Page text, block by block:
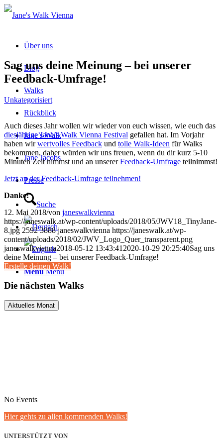
Über uns
Blog
Walks
Rückblick
Jane’s Walk
Jane Jacobs
Presse
Suche
Menü Menü
Sag uns deine Meinung – bei unserer
Feedback-Umfrage!
Unkategorisiert
Auch dieses Jahr wollen wir wieder von euch wissen, wie euch das
diesjährige Jane’s Walk Vienna Festival gefallen hat. Im Vorjahr
haben wirwertvolles Feedback und tolle Walk-Ideen für Walks
bekommen, daher würden wir uns freuen, wenn du dir kurz 5-10
Minuten Zeit nimmst und an unsererFeedback-Umfrage teilnimmst!
Jetzt an der Feedback-Umfrage teilnehmen!
Danke!
12. Mai 2018/von janeswalkvienna
https://janeswalk.at/wp-content/uploads/2018/05/JWV18_TinyJane-
8.jpg 2592 3888 janeswalkvienna https://janeswalk.at/wp-
content/uploads/2018/02/JWV_Logo_Quer_transparent.png
janeswalkvienna2018-05-12 13:43:41 2020-10-29 20:25:40Sag uns
deine Meinung – bei unserer Feedback-Umfrage!
Erstelle deinen Walk!
Die nächsten Walks
Aktuelles Monat
No Events
Hier gehts zu allen kommenden Walks!
UNTERSTÜTZT VON